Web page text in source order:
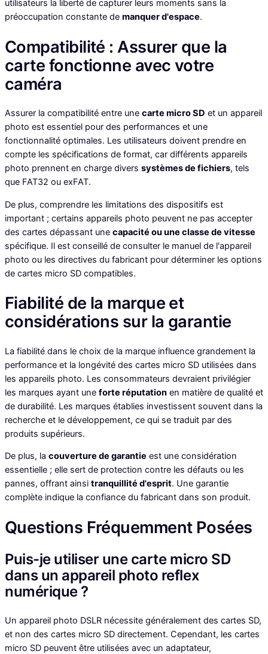
utilisateurs la liberté de capturer leurs moments sans la
préoccupation constante de manquer d'espace.
Compatibilité : Assurer que la
carte fonctionne avec votre
caméra
Assurer la compatibilité entre une carte micro SD et un appareil
photo est essentiel pour des performances et une
fonctionnalité optimales. Les utilisateurs doivent prendre en
compte les spécifications de format, car différents appareils
photo prennent en charge divers systèmes de fichiers, tels
que FAT32 ou exFAT.
De plus, comprendre les limitations des dispositifs est
important ; certains appareils photo peuvent ne pas accepter
des cartes dépassant une capacité ou une classe de vitesse
spécifique. Il est conseillé de consulter le manuel de l'appareil
photo ou les directives du fabricant pour déterminer les options
de cartes micro SD compatibles.
Fiabilité de la marque et
considérations sur la garantie
La fiabilité dans le choix de la marque influence grandement la
performance et la longévité des cartes micro SD utilisées dans
les appareils photo. Les consommateurs devraient privilégier
les marques ayant une forte réputation en matière de qualité et
de durabilité. Les marques établies investissent souvent dans la
recherche et le développement, ce qui se traduit par des
produits supérieurs.
De plus, la couverture de garantie est une considération
essentielle ; elle sert de protection contre les défauts ou les
pannes, offrant ainsi tranquillité d'esprit. Une garantie
complète indique la confiance du fabricant dans son produit.
Questions Fréquemment Posées
Puis-je utiliser une carte micro SD
dans un appareil photo reflex
numérique ?
Un appareil photo DSLR nécessite généralement des cartes SD,
et non des cartes micro SD directement. Cependant, les cartes
micro SD peuvent être utilisées avec un adaptateur,